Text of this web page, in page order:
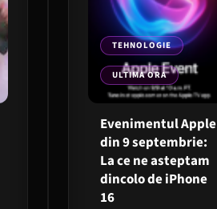
TEHNOLOGIE
ULTIMA ORA
Evenimentul Apple
din 9 septembrie:
La ce ne asteptam
dincolo de iPhone
16